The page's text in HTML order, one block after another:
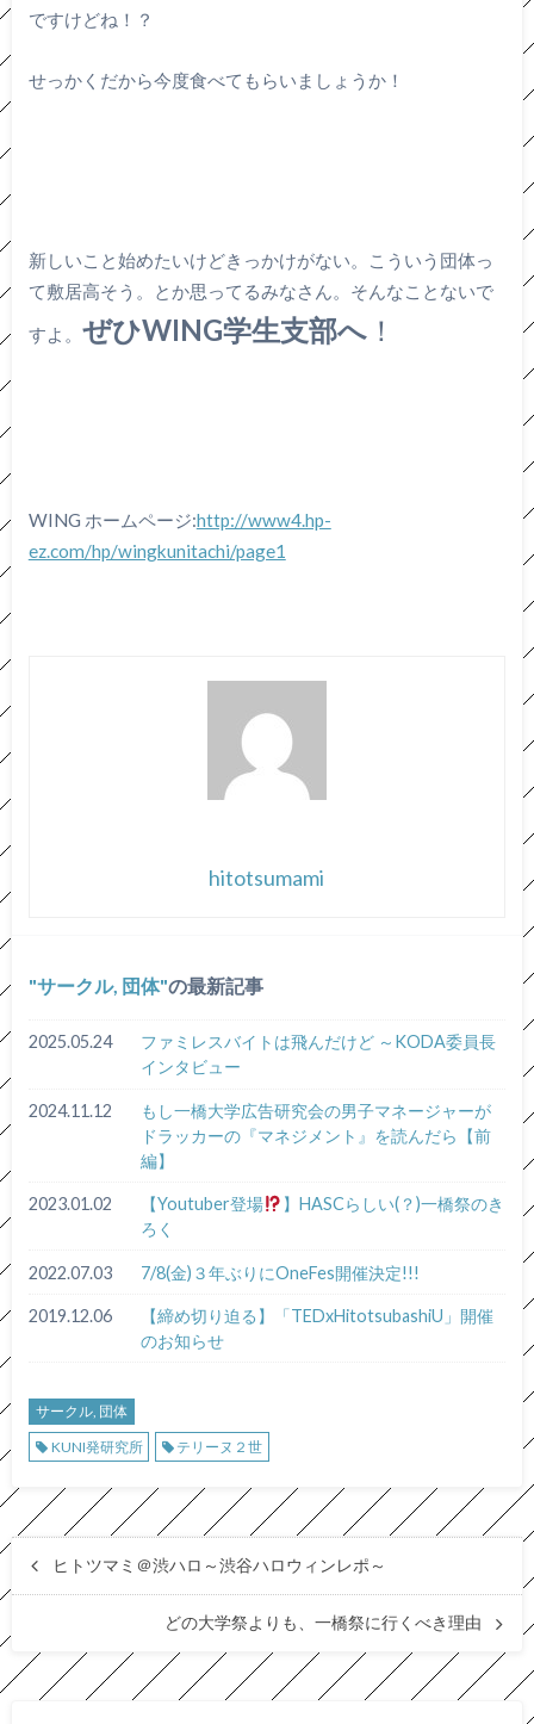
ですけどね！？
せっかくだから今度食べてもらいましょうか！
新しいこと始めたいけどきっかけがない。こういう団体っ
て敷居高そう。とか思ってるみなさん。そんなことないで
すよ。 ぜひWING学生支部へ！
WING ホームページ:http://www4.hp-
ez.com/hp/wingkunitachi/page1
hitotsumami
サークル, 団体 の最新記事
2025.05.24
ファミレスバイトは飛んだけど ～KODA委員長
インタビュー
2024.11.12
もし一橋大学広告研究会の男子マネージャーが
ドラッカーの『マネジメント』を読んだら【前
編】
2023.01.02 【Youtuber登場
】HASCらしい(？)一橋祭のき
ろく
2022.07.03 7/8(金)３年ぶりにOneFes開催決定!!!
2019.12.06
【締め切り迫る】「TEDxHitotsubashiU」開催
のお知らせ
サークル, 団体
KUNI発研究所
テリーヌ２世
ヒトツマミ＠渋ハロ～渋谷ハロウィンレポ～
どの大学祭よりも、一橋祭に行くべき理由